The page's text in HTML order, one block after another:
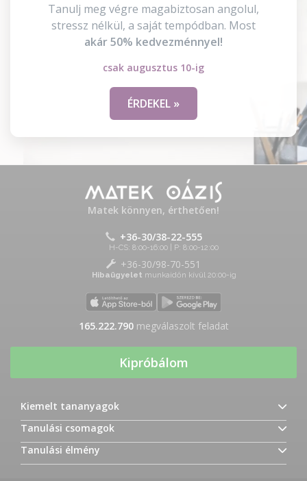
Tanulj meg végre magabiztosan angolul,
stressz nélkül, a saját tempódban. Most
akár 50% kedvezménnyel!
csak augusztus 10-ig
ÉRDEKEL »
Matek könnyen, érthetően!
+36-30/38-22-555
H-CS: 8:00-16:00 | P: 8:00-12:00
+36-30/98-70-551
Hibaügyelet munkaidőn kívül 20:00-ig
165.222.790megválaszolt feladat
Kipróbálom
Kiemelt tananyagok
Tanulási csomagok
Tanulási élmény